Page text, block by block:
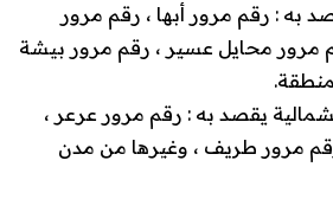
به : رقم مرور أبها ، رقم مرور
محايل عسير ، رقم مرور بيشة
يقصد به : رقم مرور عرعر ،
مرور طريف ، وغيرها من مدن